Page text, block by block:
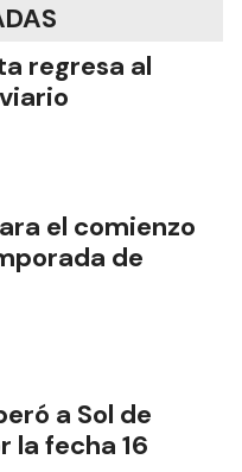
regresa al
el comienzo
de
a Sol de
la fecha 16